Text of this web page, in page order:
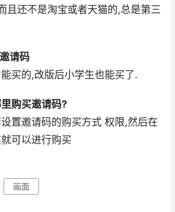
且还不是淘宝或者天猫的,总是第三
请码
买的,改版后小学生也能买了.
购买邀请码?
置邀请码的购买方式 权限,然后在
可以进行购买
画面